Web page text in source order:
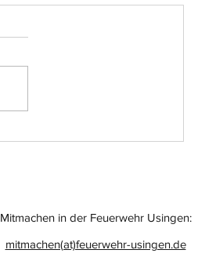
Mitmachen in der Feuerwehr Usingen:
mitmachen(at)feuerwehr-usingen.de